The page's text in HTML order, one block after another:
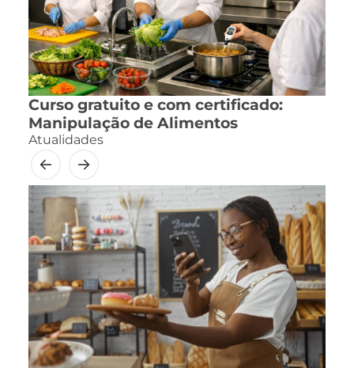
Curso gratuito e com certificado:
Manipulação de Alimentos
Atualidades